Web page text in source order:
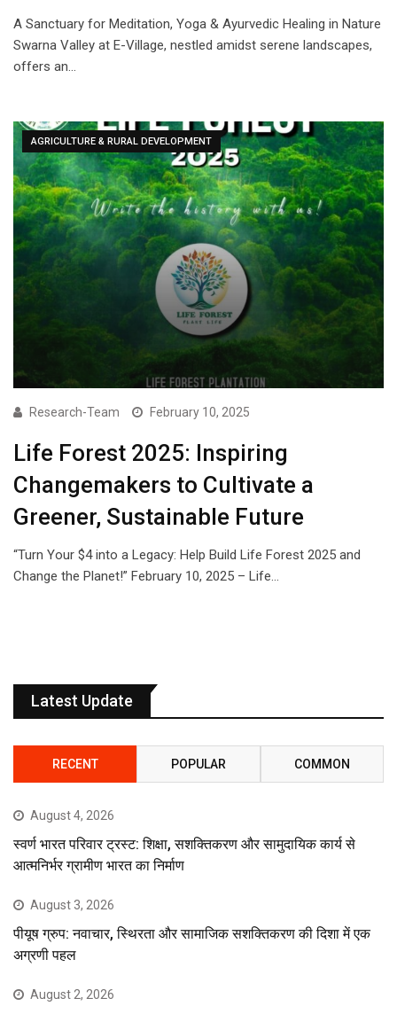
A Sanctuary for Meditation, Yoga & Ayurvedic Healing in Nature
Swarna Valley at E-Village, nestled amidst serene landscapes,
offers an…
AGRICULTURE & RURAL DEVELOPMENT
Research-Team February 10, 2025
Life Forest 2025: Inspiring
Changemakers to Cultivate a
Greener, Sustainable Future
“Turn Your $4 into a Legacy: Help Build Life Forest 2025 and
Change the Planet!” February 10, 2025 – Life…
Latest Update
RECENT POPULAR COMMON
August 4, 2026
स्वर्ण भारत परिवार ट्रस्ट: शिक्षा, सशक्तिकरण और सामुदायिक कार्य से
आत्मनिर्भर ग्रामीण भारत का निर्माण
August 3, 2026
पीयूष ग्रुप: नवाचार, स्थिरता और सामाजिक सशक्तिकरण की दिशा में एक
अग्रणी पहल
August 2, 2026